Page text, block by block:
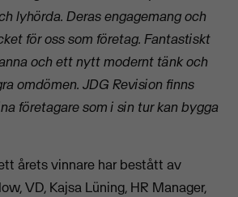
lyhörda. Deras engagemang och
för oss som företag. Fantastiskt
och ett nytt modernt tänk och
omdömen. JDG Revision finns
företagare som i sin tur kan bygga
årets vinnare har bestått av
VD, Kajsa Lüning, HR Manager,